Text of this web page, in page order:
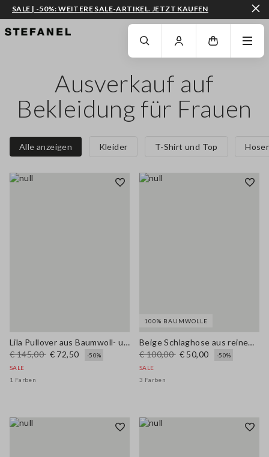
ZUM HAUPTINHALT SPRINGEN GEHEN SIE ZUM ENDE DER SEITE
SALE | -50%: WEITERE SALE-ARTIKEL. JETZT KAUFEN
Ausverkauf auf
Bekleidung für Frauen
Alle anzeigen Kleider T-Shirt und Top
Lila Pullover aus Baumwoll- und Leinenmischung, Regular Fit
€ 145,00 € 72,50
-50%
SALE
1 Farben
100% BAUMWOLLE
Beige Schlaghose aus reinem Baumwoll-Denim im Wide-Leg Schnitt
€ 100,00 € 50,00
-50%
SALE
3 Farben